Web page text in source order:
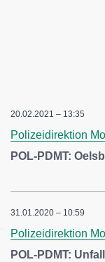
20.02.2021 – 13:35
Polizeidirektion
POL-PDMT:
31.01.2020 – 10:59
Polizeidirektion
POL-PDMT: